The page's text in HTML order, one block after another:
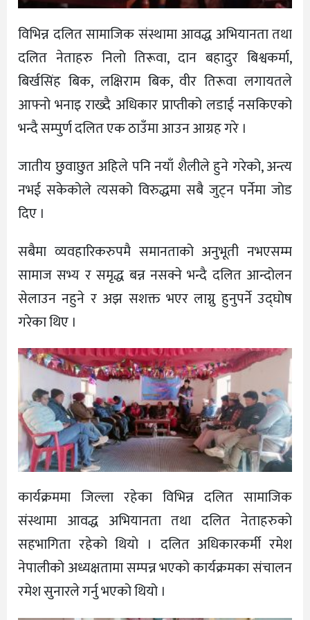
विभिन्न दलित सामाजिक संस्थामा आवद्ध अभियानता तथा
दलित नेताहरु निलाे तिरूवा, दान बहादुर बिश्वकर्मा,
बिर्खसिंह बिक, लक्षिराम बिक, वीर तिरूवा लगायतले
आफ्नो भनाइ राख्दै अधिकार प्राप्तीको लडाई नसकिएको
भन्दै सम्पुर्ण दलित एक ठाउँमा आउन आग्रह गरे ।
जातीय छुवाछुत अहिले पनि नयाँ शैलीले हुने गरेको, अन्त्य
नभई सकेकोले त्यसको विरुद्धमा सबै जुट्न पर्नेमा जाेड
दिए ।
सबैमा व्यवहारिकरुपमै समानताको अनुभूती नभएसम्म
सामाज सभ्य र समृद्ध बन्न नसक्ने भन्दै दलित आन्दोलन
सेलाउन नहुने र अझ सशक्त भएर लाग्नु हुनुपर्ने उद्घोष
गरेका थिए ।
कार्यक्रममा जिल्ला रहेका विभिन्न दलित सामाजिक
संस्थामा आवद्ध अभियानता तथा दलित नेताहरुकाे
सहभागिता रहेको थियाे । दलित अधिकारकर्मी रमेश
नेपालीको अध्यक्षतामा सम्पन्न भएको कार्यक्रमका संचालन
रमेश सुनारले गर्नु भएको थियो ।